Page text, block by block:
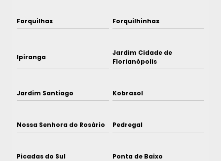
Forquilhas Forquilhinhas
Ipiranga
Jardim Cidade de
Florianópolis
Jardim Santiago Kobrasol
Nossa Senhora do Rosário Pedregal
Picadas do Sul Ponta de Baixo